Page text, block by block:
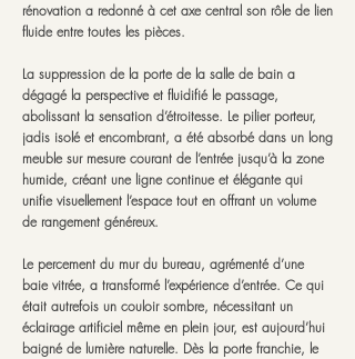
rénovation a redonné à cet axe central son rôle de lien
fluide entre toutes les pièces.
La suppression de la porte de la salle de bain a
dégagé la perspective et fluidifié le passage,
abolissant la sensation d’étroitesse. Le pilier porteur,
jadis isolé et encombrant, a été absorbé dans un long
meuble sur mesure courant de l’entrée jusqu’à la zone
humide, créant une ligne continue et élégante qui
unifie visuellement l’espace tout en offrant un volume
de rangement généreux.
Le percement du mur du bureau, agrémenté d’une
baie vitrée, a transformé l’expérience d’entrée. Ce qui
était autrefois un couloir sombre, nécessitant un
éclairage artificiel même en plein jour, est aujourd’hui
baigné de lumière naturelle. Dès la porte franchie, le